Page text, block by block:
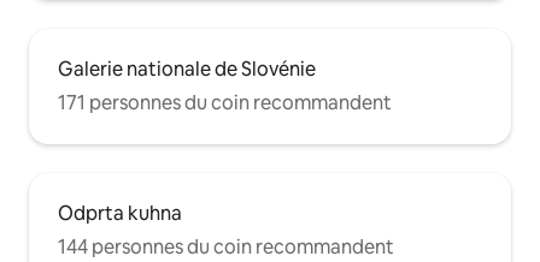
Galerie nationale de Slovénie
171 personnes du coin recommandent
Odprta kuhna
144 personnes du coin recommandent